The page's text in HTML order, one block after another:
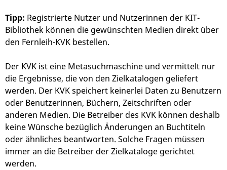
Tipp: Registrierte Nutzer und Nutzerinnen der KIT-
Bibliothek können die gewünschten Medien direkt über
den Fernleih-KVK bestellen.
Der KVK ist eine Metasuchmaschine und vermittelt nur
die Ergebnisse, die von den Zielkatalogen geliefert
werden. Der KVK speichert keinerlei Daten zu Benutzern
oder Benutzerinnen, Büchern, Zeitschriften oder
anderen Medien. Die Betreiber des KVK können deshalb
keine Wünsche bezüglich Änderungen an Buchtiteln
oder ähnliches beantworten. Solche Fragen müssen
immer an die Betreiber der Zielkataloge gerichtet
werden.